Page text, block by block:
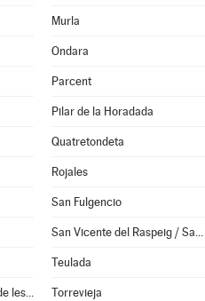
Murla
Ondara
Parcent
Pilar de la Horadada
Quatretondeta
Rojales
San Fulgencio
San Vicente del Raspeig / Sant Vicent del Raspeig
Teulada
Torremanzanas / Torre de les Maçanes (la) Torrevieja